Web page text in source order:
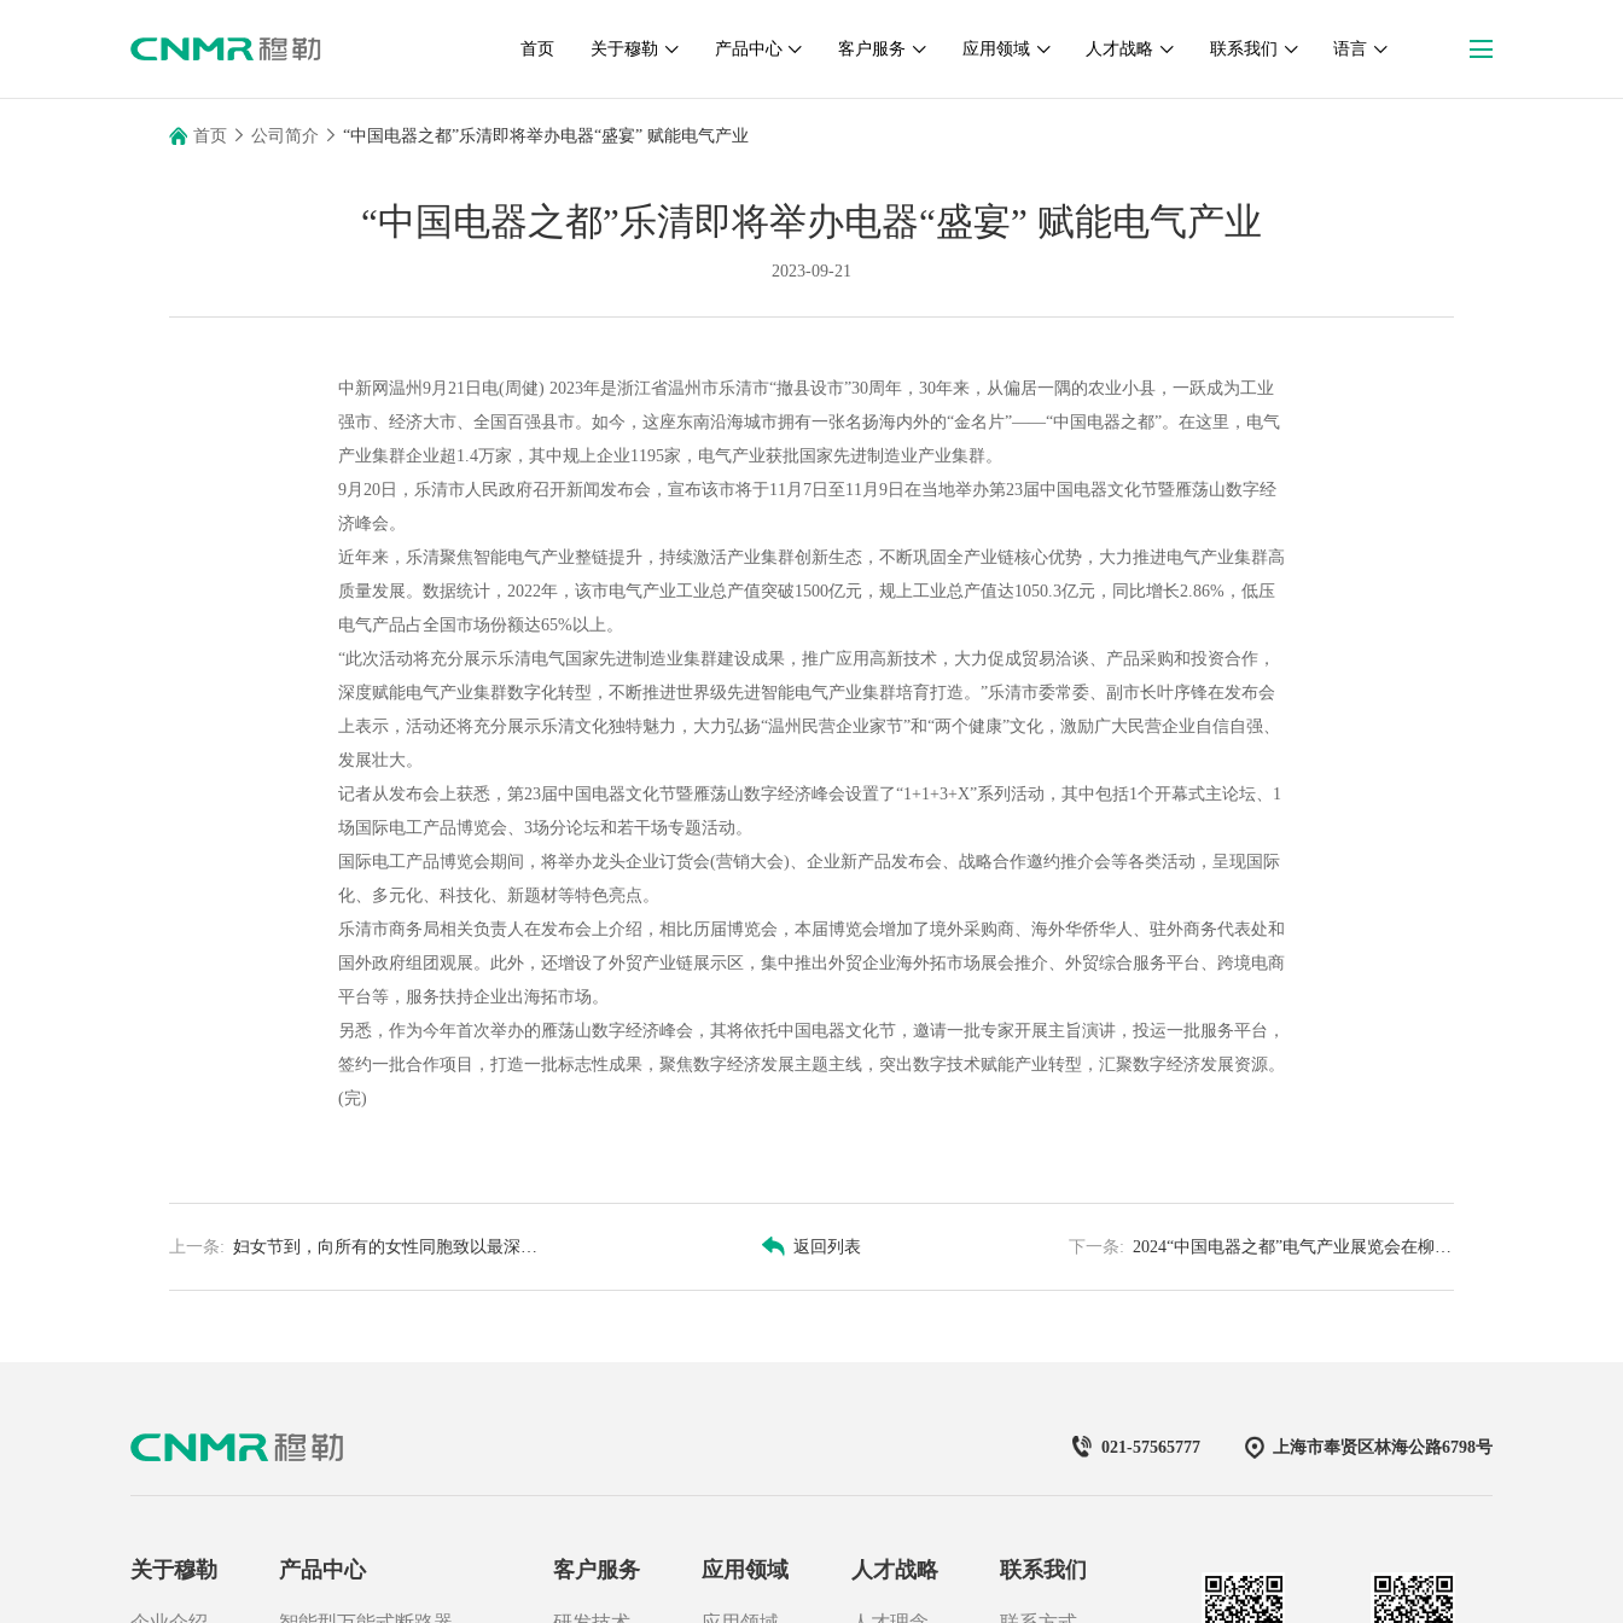
首页 关于穆勒 产品中心 客户服务 应用领域 人才战略 联系我们 语言
塑料外壳式断路器
剩余电流动作断路器
户内高压交流真空断路器
售后服务
在线留言
首页 公司简介 “中国电器之都”乐清即将举办电器“盛宴” 赋能电气产业
“中国电器之都”乐清即将举办电器“盛宴” 赋能电气产业
2023-09-21
中新网温州9月21日电(周健) 2023年是浙江省温州市乐清市“撤县设市”30周年，30年来，从偏居一隅的农业小县，一跃成为工业
强市、经济大市、全国百强县市。如今，这座东南沿海城市拥有一张名扬海内外的“金名片”——“中国电器之都”。在这里，电气
产业集群企业超1.4万家，其中规上企业1195家，电气产业获批国家先进制造业产业集群。
9月20日，乐清市人民政府召开新闻发布会，宣布该市将于11月7日至11月9日在当地举办第23届中国电器文化节暨雁荡山数字经
济峰会。
近年来，乐清聚焦智能电气产业整链提升，持续激活产业集群创新生态，不断巩固全产业链核心优势，大力推进电气产业集群高
质量发展。数据统计，2022年，该市电气产业工业总产值突破1500亿元，规上工业总产值达1050.3亿元，同比增长2.86%，低压
电气产品占全国市场份额达65%以上。
“此次活动将充分展示乐清电气国家先进制造业集群建设成果，推广应用高新技术，大力促成贸易洽谈、产品采购和投资合作，
深度赋能电气产业集群数字化转型，不断推进世界级先进智能电气产业集群培育打造。”乐清市委常委、副市长叶序锋在发布会
上表示，活动还将充分展示乐清文化独特魅力，大力弘扬“温州民营企业家节”和“两个健康”文化，激励广大民营企业自信自强、
发展壮大。
记者从发布会上获悉，第23届中国电器文化节暨雁荡山数字经济峰会设置了“1+1+3+X”系列活动，其中包括1个开幕式主论坛、1
场国际电工产品博览会、3场分论坛和若干场专题活动。
国际电工产品博览会期间，将举办龙头企业订货会(营销大会)、企业新产品发布会、战略合作邀约推介会等各类活动，呈现国际
化、多元化、科技化、新题材等特色亮点。
乐清市商务局相关负责人在发布会上介绍，相比历届博览会，本届博览会增加了境外采购商、海外华侨华人、驻外商务代表处和
国外政府组团观展。此外，还增设了外贸产业链展示区，集中推出外贸企业海外拓市场展会推介、外贸综合服务平台、跨境电商
平台等，服务扶持企业出海拓市场。
另悉，作为今年首次举办的雁荡山数字经济峰会，其将依托中国电器文化节，邀请一批专家开展主旨演讲，投运一批服务平台，
签约一批合作项目，打造一批标志性成果，聚焦数字经济发展主题主线，突出数字技术赋能产业转型，汇聚数字经济发展资源。
(完)
上一条: 妇女节到，向所有的女性同胞致以最深的
返回列表 下一条: 2024“中国电器之都”电气产业展览会在柳市
021-57565777 上海市奉贤区林海公路6798号
关于穆勒 产品中心 客户服务 应用领域 人才战略 联系我们